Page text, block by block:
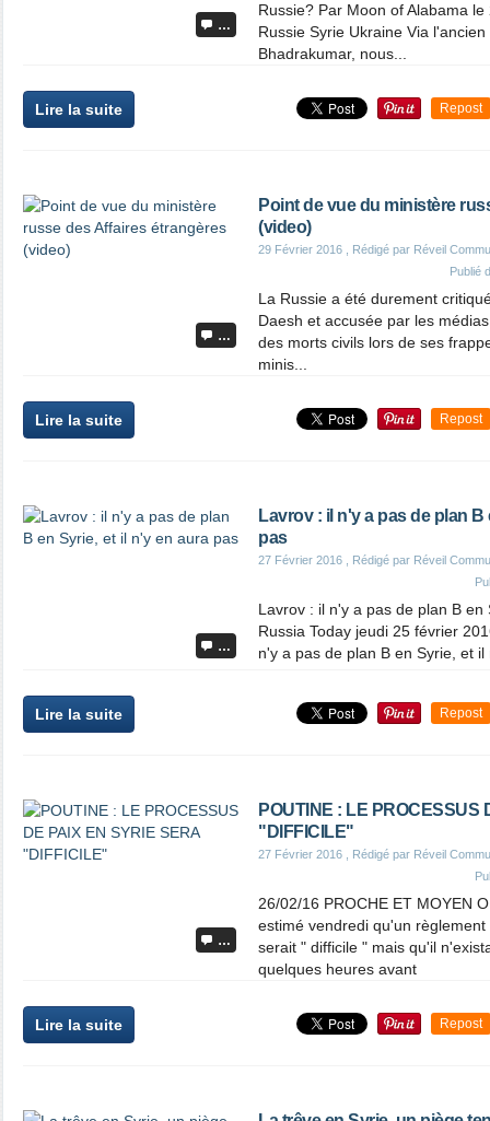
…
Russie? Par Moon of Alabama
Russie Syrie Ukraine Via
Bhadrakumar, nous...
Lire la suite Repost
…
Point de vue du ministère
(video)
29 Février 2016 , Rédigé par Réveil
Publié
La Russie a été durement
Daesh et accusée par les
des morts civils lors de ses
minis...
Lire la suite Repost
…
Lavrov : il n'y a pas de plan
pas
27 Février 2016 , Rédigé par Réveil
Lavrov : il n'y a pas de plan B
Russia Today jeudi 25 février
n'y a pas de plan B en Syrie, et
Lire la suite Repost
…
POUTINE : LE PROCESSUS
"DIFFICILE"
27 Février 2016 , Rédigé par Réveil
26/02/16 PROCHE ET MOYEN
estimé vendredi qu'un
serait " difficile " mais qu'il
quelques heures avant
Lire la suite Repost